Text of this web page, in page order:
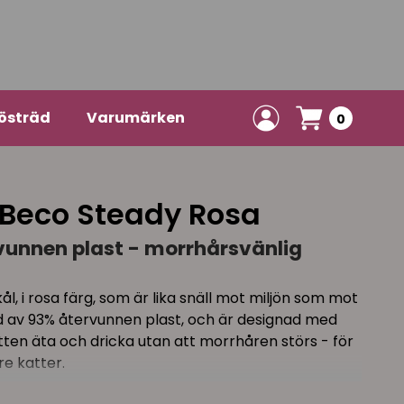
Varumärken 0
Steady Rosa
plast - morrhårsvänlig
i rosa färg, som är lika snäll mot miljön som mot
93% återvunnen plast, och är designad med
äta och dricka utan att morrhåren störs - för
katter.
enkel att greppa, samtidigt som den halkfria